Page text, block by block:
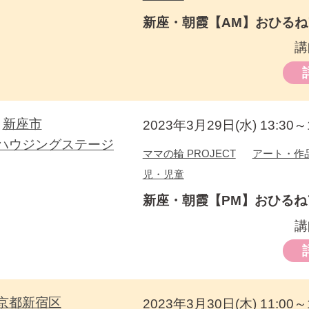
新座・朝霞【AM】おひる
新座市
ウジングステージ
2023年3月29日(水) 13:30
ママの輪 PROJECT
アート・作
児・児童
新座・朝霞【PM】おひる
都新宿区 2023年3月30日(木) 11:00